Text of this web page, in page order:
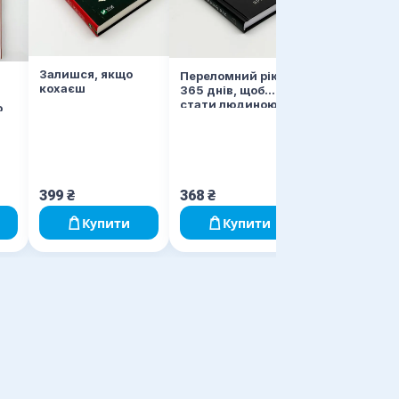
Залишся, якщо
кохаєш
399 ₴
Купити
Переломний рік.
365 днів, щоб
стати людиною,
368 ₴
Купити